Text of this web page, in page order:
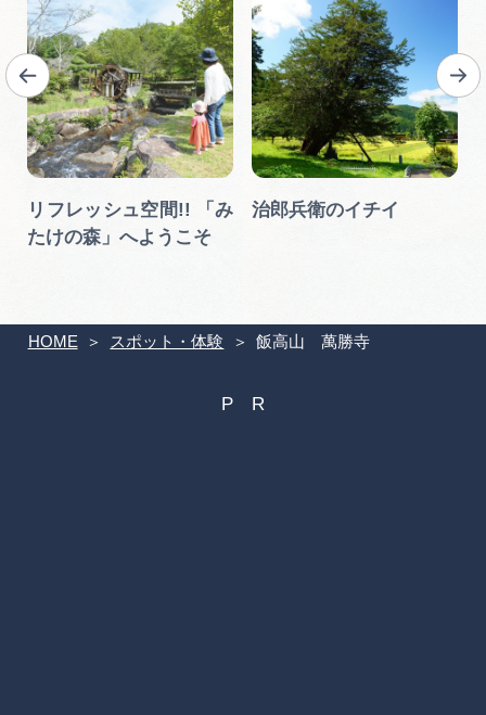
HOME スポット・体験 飯高山 萬勝寺
リフレッシュ空間!! 「み
たけの森」へようこそ
治郎兵衛のイチイ